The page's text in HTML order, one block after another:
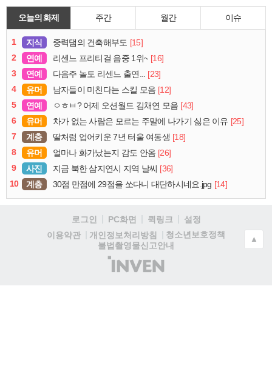
오늘의 화제 주간 월간 이슈
1 지식 중력댐의 건축해부도 [15]
2
연예 리센느 프리티걸 음중 1위~ [16]
3
연예 다음주 놀토 리센느 출연...
[23]
4
유머 남자들이 미친다는 스킬 모음 [12]
5
연예 ㅇㅎㅂ? 어제 오션월드 김채연 모음 [43]
6
유머 차가 없는 사람은 모르는 주말에 나가기 싫은 이유 [25]
7
계층 딸처럼 업어키운 7년 터울 여동생 [18]
8
유머 얼마나 화가났는지 감도 안옴 [26]
9
사진 지금 북한 삼지연시 지역 날씨 [36]
10
계층 30점 만점에 29점을 쏘다니 대단하시네요.jpg [14]
로그인 PC화면 퀵링크
설정
이용약관
개인정보처리방침
청소년보호정책
불법촬영물신고안내
(주)
인
▲